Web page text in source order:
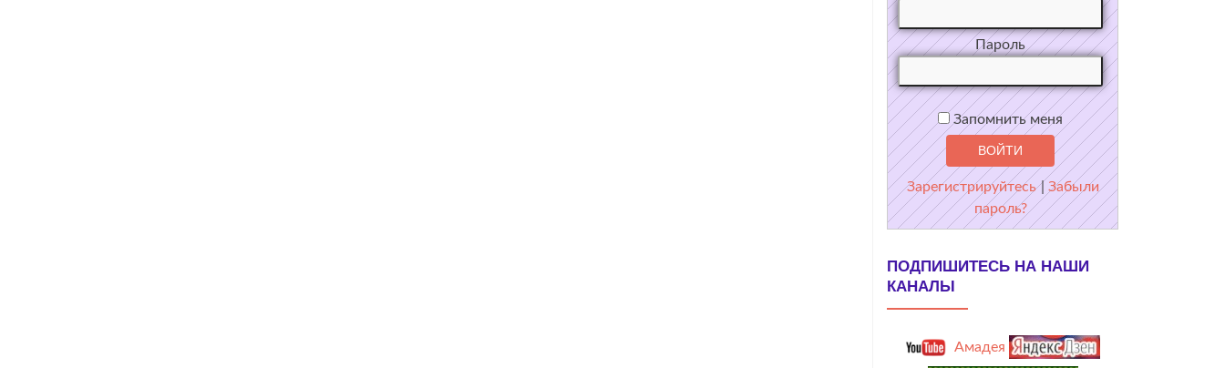
Пароль
Запомнить меня
Зарегистрируйтесь | Забыли
пароль?
ПОДПИШИТЕСЬ НА НАШИ
КАНАЛЫ
Амадея